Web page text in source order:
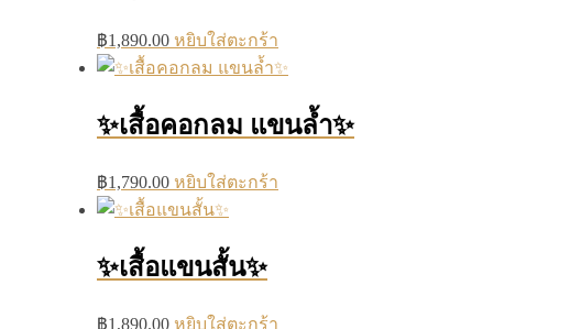
฿1,890.00 หยิบใส่ตะกร้า
✨เสื้อคอกลม แขนล้ำ✨
฿1,790.00 หยิบใส่ตะกร้า
✨เสื้อแขนสั้น✨
฿1,890.00 หยิบใส่ตะกร้า